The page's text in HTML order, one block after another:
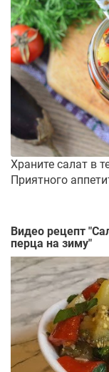
Храните салат в
Приятного
Видео рецепт "
перца на зиму"